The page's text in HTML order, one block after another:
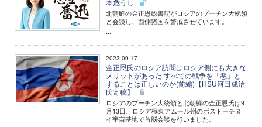
本危うし
北朝鮮の金正恩総書記がロシアのプーチン大統領
と会談し、西側諸国を警戒させています。
...
2023.09.17
金正恩氏のロシア訪問はロシア側にも大きな
メリットがあった:すべての戦争を「悪」と
することは正しいのか(前編)【HSU河田成治
氏寄稿】
ロシアのプーチン大統領と北朝鮮の金正恩氏は9
月13日、ロシア極東アムール州のボストーチヌ
イ宇宙基地で首脳会談を行いました。